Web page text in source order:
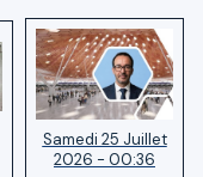
Samedi 25 Juillet
2026 - 00:36